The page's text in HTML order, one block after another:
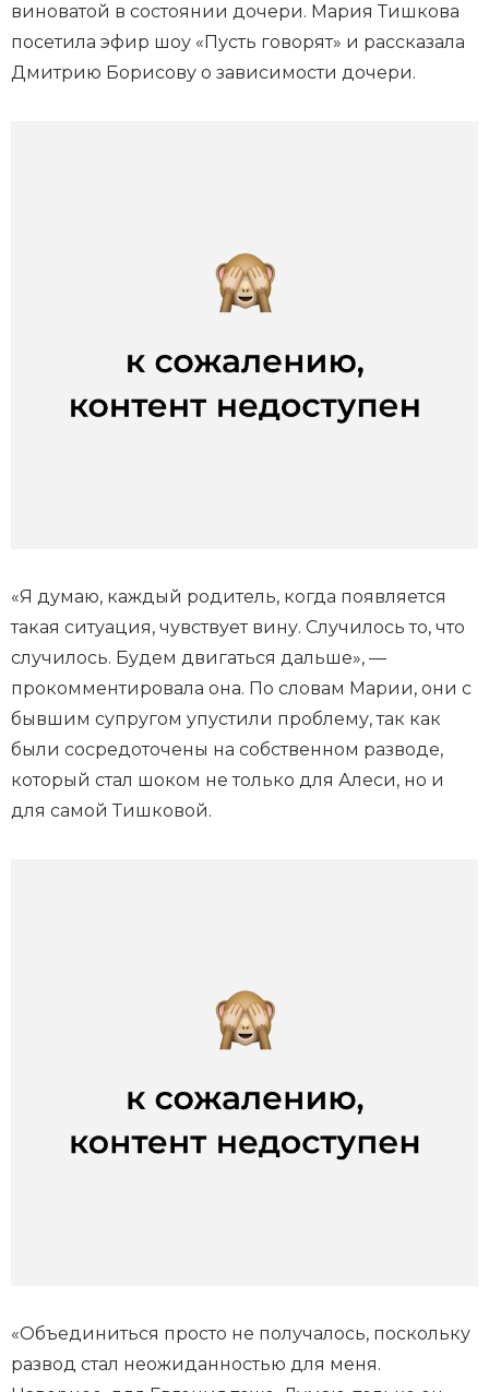
виноватой в состоянии дочери. Мария Тишкова
посетила эфир шоу «Пусть говорят» и рассказала
Дмитрию Борисову о зависимости дочери.
«Я думаю, каждый родитель, когда появляется
такая ситуация, чувствует вину. Случилось то, что
случилось. Будем двигаться дальше», —
прокомментировала она. По словам Марии, они с
бывшим супругом упустили проблему, так как
были сосредоточены на собственном разводе,
который стал шоком не только для Алеси, но и
для самой Тишковой.
«Объединиться просто не получалось, поскольку
развод стал неожиданностью для меня.